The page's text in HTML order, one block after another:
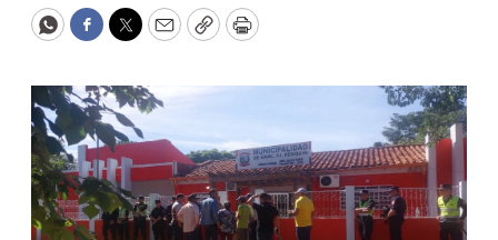
WhatsApp
Facebook
Twitter
EmailCopyPrint